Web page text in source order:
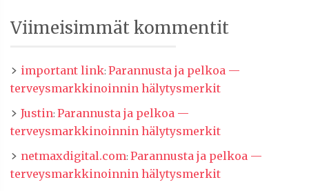
Viimeisimmät kommentit
important link: Parannusta ja pelkoa —
terveysmarkkinoinnin hälytysmerkit
Justin: Parannusta ja pelkoa —
terveysmarkkinoinnin hälytysmerkit
netmaxdigital.com: Parannusta ja pelkoa —
terveysmarkkinoinnin hälytysmerkit